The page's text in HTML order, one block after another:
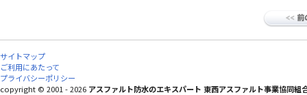
サイトマップ
ご利用にあたって
プライバシーポリシー
copyright © 2001 - 2026 アスファルト防水のエキスパート 東西アスファルト事業協同組